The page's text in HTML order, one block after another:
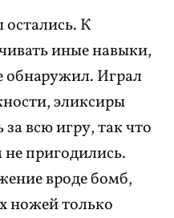
К
иные навыки,
обнаружил. Играл
эликсиры
всю игру, так что
пригодились.
вроде бомб,
ножей только